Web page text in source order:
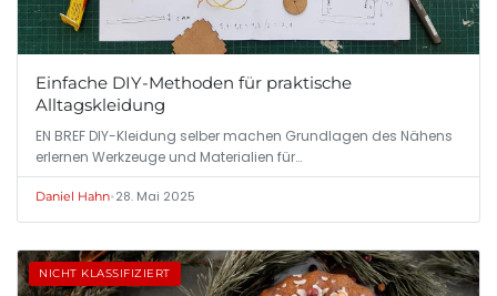
Einfache DIY-Methoden für praktische
Alltagskleidung
EN BREF DIY-Kleidung selber machen Grundlagen des Nähens
erlernen Werkzeuge und Materialien für…
Daniel Hahn•28. Mai 2025
NICHT KLASSIFIZIERT